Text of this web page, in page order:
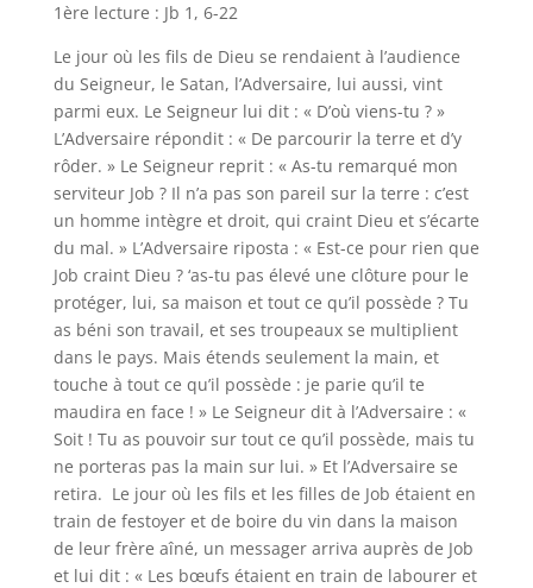
1ère lecture : Jb 1, 6-22
Le jour où les fils de Dieu se rendaient à l’audience
du Seigneur, le Satan, l’Adversaire, lui aussi, vint
parmi eux. Le Seigneur lui dit : « D’où viens-tu ? »
L’Adversaire répondit : « De parcourir la terre et d’y
rôder. » Le Seigneur reprit : « As-tu remarqué mon
serviteur Job ? Il n’a pas son pareil sur la terre : c’est
un homme intègre et droit, qui craint Dieu et s’écarte
du mal. » L’Adversaire riposta : « Est-ce pour rien que
Job craint Dieu ? ‘as-tu pas élevé une clôture pour le
protéger, lui, sa maison et tout ce qu’il possède ? Tu
as béni son travail, et ses troupeaux se multiplient
dans le pays. Mais étends seulement la main, et
touche à tout ce qu’il possède : je parie qu’il te
maudira en face ! » Le Seigneur dit à l’Adversaire : «
Soit ! Tu as pouvoir sur tout ce qu’il possède, mais tu
ne porteras pas la main sur lui. » Et l’Adversaire se
retira. Le jour où les fils et les filles de Job étaient en
train de festoyer et de boire du vin dans la maison
de leur frère aîné, un messager arriva auprès de Job
et lui dit : « Les bœufs étaient en train de labourer et